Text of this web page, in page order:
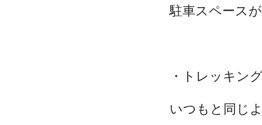
駐車スペース
・トレッキン
いつもと同じ